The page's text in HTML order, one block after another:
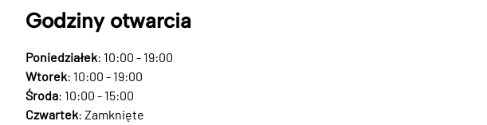
Godziny otwarcia
Poniedziałek: 10:00 - 19:00
Wtorek: 10:00 - 19:00
Środa: 10:00 - 15:00
Czwartek: Zamknięte